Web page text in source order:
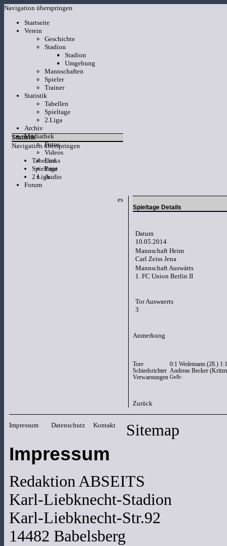
Navigation überspringen
Startseite
Verein
Geschichte
Stadion
Stadion
Umgebung
Mannschaften
Spieler
Trainer
Statistik
Tabellen
Spieltage
2.Liga
Archiv
Mediathek
Fotos
Videos
Links
Print
Audio
Forum
Statistik
Navigation überspringen
Tabellen
Spieltage
2.Liga
es
Spieltage Details
Datum
10.05.2014
Mannschaft Heim
Carl Zeiss Jena
Mannschaft Auswärts
1. FC Union Berlin II
Tor Auswaerts
3
Anmerkung
Tore
0:1 Wedemann (28.)
Schiedsrichter Andreas Becker
Verwarnungen Gelb:
Zurück
Impressum Datenschutz Kontakt Sitemap
Impressum
Redaktion ABSEITS
Karl-Liebknecht-Stadion
Karl-Liebknecht-Str.92
14482 Babelsberg